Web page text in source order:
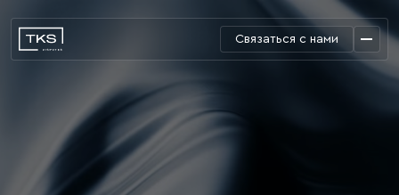
Связаться с нами